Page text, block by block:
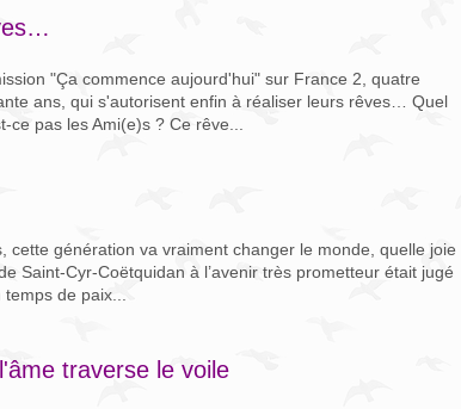
"Ça commence aujourd'hui" sur France 2, quatre
ans, qui s'autorisent enfin à réaliser leurs rêves… Quel
pas les Ami(e)s ? Ce rêve...
cette génération va vraiment changer le monde, quelle joie
Saint-Cyr-Coëtquidan à l’avenir très prometteur était jugé
de paix...
traverse le voile